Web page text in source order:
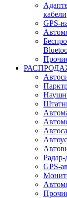
кабели
GPS-
Радар-
GPS-